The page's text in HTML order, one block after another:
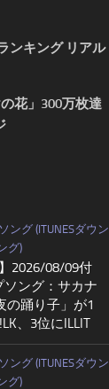
ンキング リアル
花」300万枚達
ング (ITUNESダウン
グ)
】2026/08/09付
ソング：サカナ
の踊り子」が1
、3位にILLIT
ング (ITUNESダウン
グ)